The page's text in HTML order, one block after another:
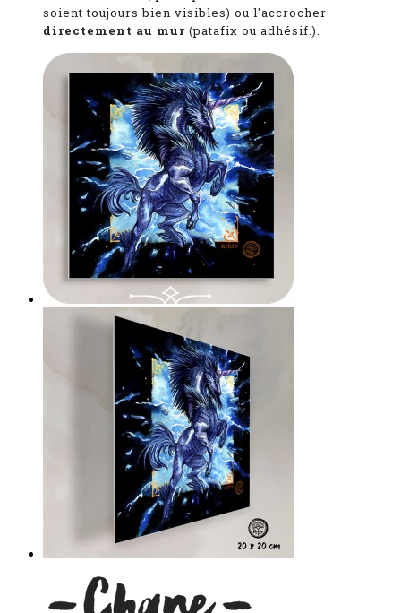
soient toujours bien visibles) ou l'accrocher
directement au mur (patafix ou adhésif.).